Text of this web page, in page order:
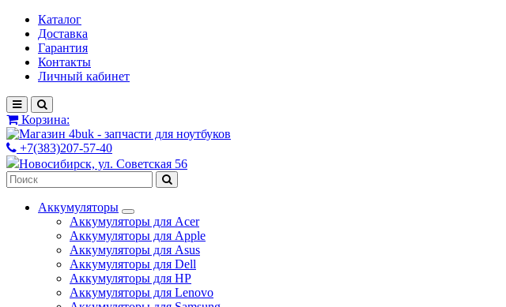
Каталог
Доставка
Гарантия
Контакты
Личный кабинет
Корзина:
+7(383)207-57-40
Новосибирск, ул. Советская 56
Аккумуляторы
Аккумуляторы для Acer
Аккумуляторы для Apple
Аккумуляторы для Asus
Аккумуляторы для Dell
Аккумуляторы для HP
Аккумуляторы для Lenovo